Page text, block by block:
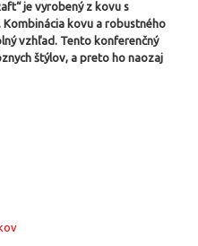
je vyrobený z kovu s
Kombinácia kovu a robustného
vzhľad. Tento konferenčný
štýlov, a preto ho naozaj